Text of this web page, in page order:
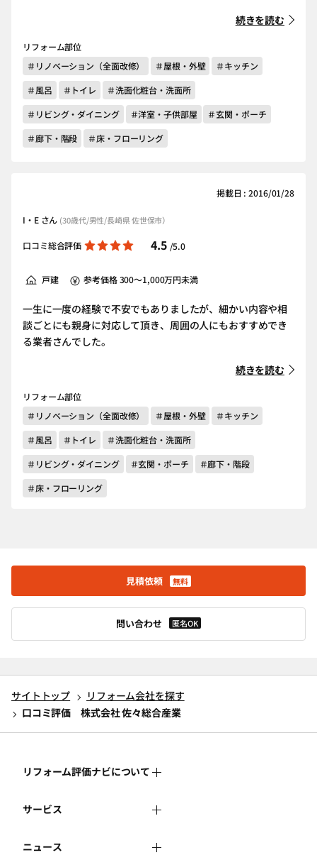
続きを読む
リフォーム部位
＃リノベーション（全面改修）
＃屋根・外壁
＃キッチン
＃風呂
＃トイレ
＃洗面化粧台・洗面所
＃リビング・ダイニング
＃洋室・子供部屋
＃玄関・ポーチ
＃廊下・階段
＃床・フローリング
掲載日 : 2016/01/28
I・E さん (30歳代/男性/長崎県 佐世保市）
口コミ総合評価 4.5 /5.0
戸建 参考価格 300～1,000万円未満
一生に一度の経験で不安でもありましたが、細かい内容や相
談ごとにも親身に対応して頂き、周囲の人にもおすすめでき
る業者さんでした。
続きを読む
リフォーム部位
＃リノベーション（全面改修）
＃屋根・外壁
＃キッチン
＃風呂
＃トイレ
＃洗面化粧台・洗面所
＃リビング・ダイニング
＃玄関・ポーチ
＃廊下・階段
＃床・フローリング
見積依頼 無料
問い合わせ 匿名OK
サイトトップ
リフォーム会社を探す
口コミ評価 株式会社 佐々総合産業
リフォーム評価ナビについて
リフォーム評価ナビとは
運営体制
サービス
リフォーム会社を探す
ニュース